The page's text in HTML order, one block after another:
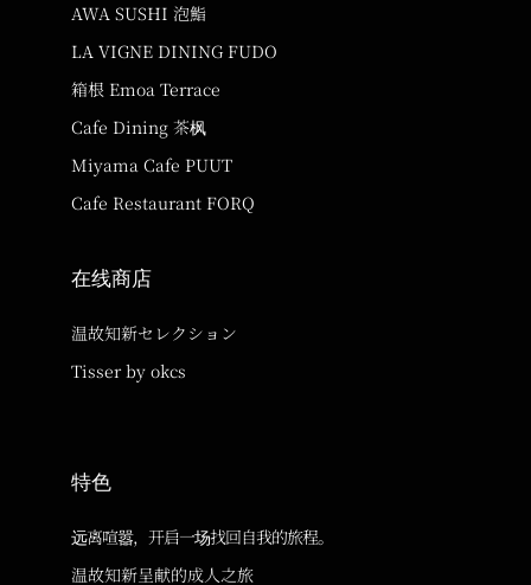
AWA SUSHI 泡鮨
LA VIGNE DINING FUDO
箱根 Emoa Terrace
Cafe Dining 茶枫
Miyama Cafe PUUT
Cafe Restaurant FORQ
在线商店
温故知新セレクション
Tisser by okcs
特色
远离喧嚣，开启一场找回自我的旅程。
温故知新呈献的成人之旅